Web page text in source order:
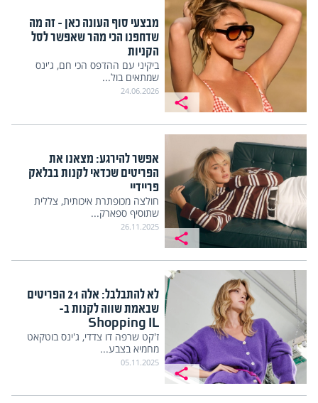
מבצעי סוף העונה כאן – זה מה
שדחפנו הכי מהר שאפשר לסל
הקניות
ביקיני עם ההדפס הכי חם, ג'ינס
שמתאים בול...
24.06.2026
אפשר להירגע: מצאנו את
הפריטים שכדאי לקנות בבלאק
פריידיי
חולצה מכופתרת איכותית, צללית
שתוסיף ספארק...
26.11.2025
לא להתבלבל: אלה 21 הפריטים
שבאמת שווה לקנות ב-
Shopping IL
ז'קט שרפה דו צדדי, ג'ינס בוטקאט
מחמיא בצבע...
05.11.2025